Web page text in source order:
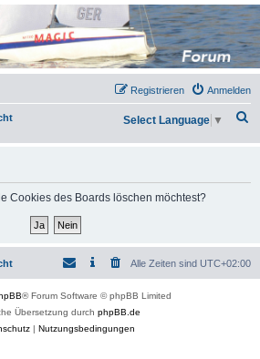
Anmelden
Registrieren
h
Select Language ▼
Cookies des Boards löschen möchtest?
Alle Zeiten sind UTC+02:00
® Forum Software © phpBB Limited
Übersetzung durch phpBB.de
| Nutzungsbedingungen